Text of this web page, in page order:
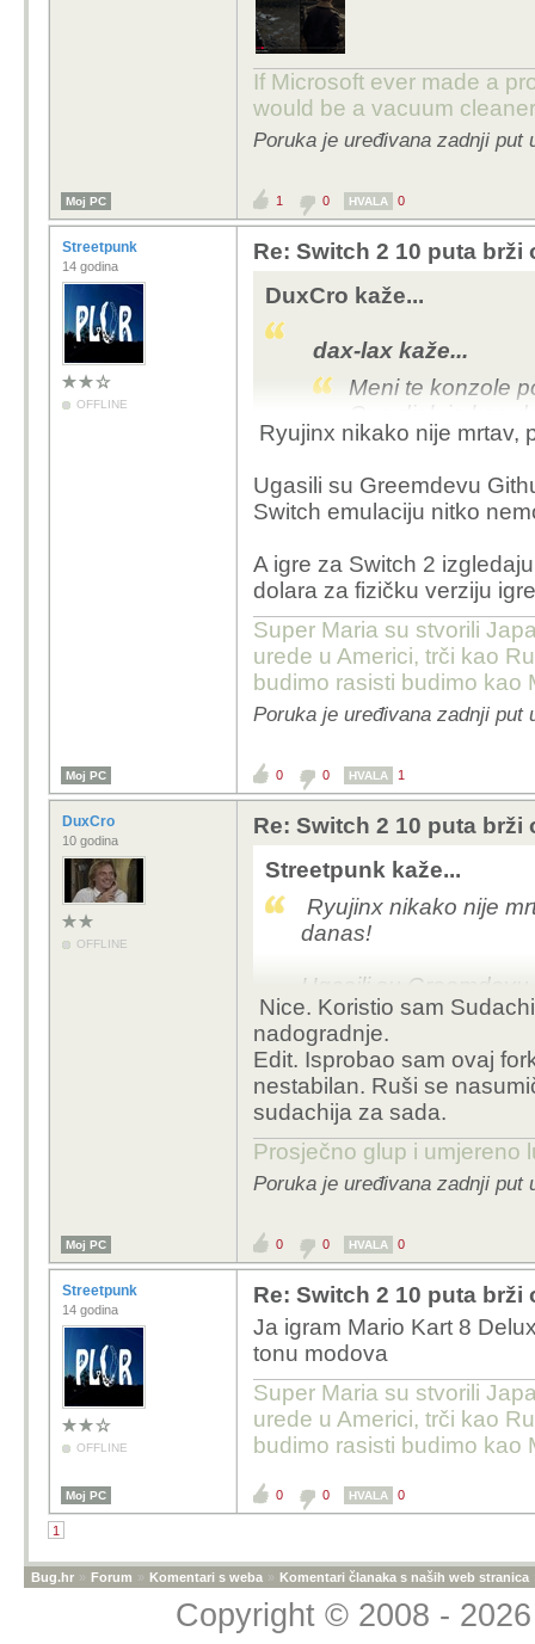
If Microsoft ever made a
would be a vacuum
Poruka je uređivana zadnji put
Moj PC 1 0 HVALA 0
Streetpunk
14 godina
OFFLINE
Re: Switch 2 10 puta
DuxCro kaže...
dax-lax kaže...
Meni te konzole
Ova djeluje kao
uspjeh kojim je
emulatora. Ako netko
sigurni da će netko
Ryujinx nikako nije mrtav,
Ugasili su Greemdevu
Switch emulaciju nitko
A igre za Switch 2
dolara za fizičku verziju
Super Maria su stvorili
urede u Americi, trči kao
budimo rasisti budimo kao
Poruka je uređivana zadnji put
Moj PC 0 0 HVALA 1
DuxCro
10 godina
OFFLINE
Re: Switch 2 10 puta
Streetpunk kaže...
Ryujinx nikako nije
danas!
Ugasili su
emulatora, Switch
Source!
A igre za Switch 2
90 dolara za fizičku
Nice. Koristio sam
nadogradnje.
Edit. Isprobao sam ovaj
nestabilan. Ruši se
sudachija za sada.
Prosječno glup i umjereno
Poruka je uređivana zadnji put
Moj PC 0 0 HVALA 0
Streetpunk
14 godina
OFFLINE
Re: Switch 2 10 puta
Ja igram Mario Kart 8
tonu modova
Super Maria su stvorili
urede u Americi, trči kao
budimo rasisti budimo kao
Moj PC 0 0 HVALA 0
1
Bug.hr » Forum » Komentari s weba » Komentari članaka s naših web stranica
Copyright © 2008 -